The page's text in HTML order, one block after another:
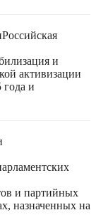
Российская
и
активизации
и
и партийных
назначенных на